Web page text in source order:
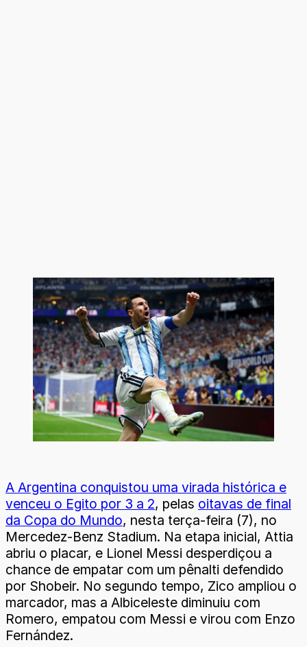
A Argentina conquistou uma virada histórica e
venceu o Egito por 3 a 2, pelas oitavas de final
da Copa do Mundo, nesta terça-feira (7), no
Mercedez-Benz Stadium. Na etapa inicial, Attia
abriu o placar, e Lionel Messi desperdiçou a
chance de empatar com um pênalti defendido
por Shobeir. No segundo tempo, Zico ampliou o
marcador, mas a Albiceleste diminuiu com
Romero, empatou com Messi e virou com Enzo
Fernández.